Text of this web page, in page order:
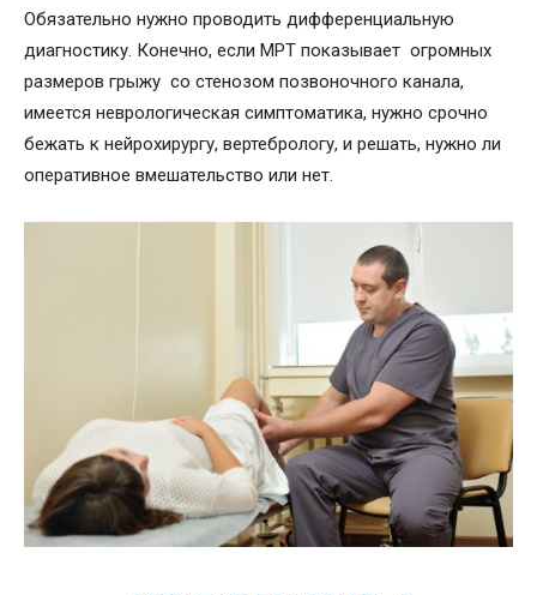
Обязательно нужно проводить дифференциальную
диагностику. Конечно, если МРТ показывает огромных
размеров грыжу со стенозом позвоночного канала,
имеется неврологическая симптоматика, нужно срочно
бежать к нейрохирургу, вертебрологу, и решать, нужно ли
оперативное вмешательство или нет.